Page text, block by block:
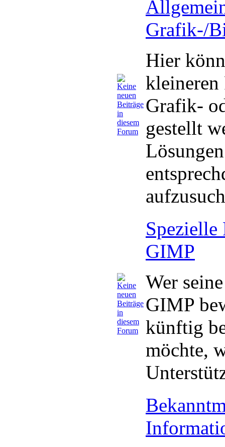
Grafik-/
Hier
kleineren
Grafik-
gestellt
GIMP
Wer
GIMP
künftig
möchte,